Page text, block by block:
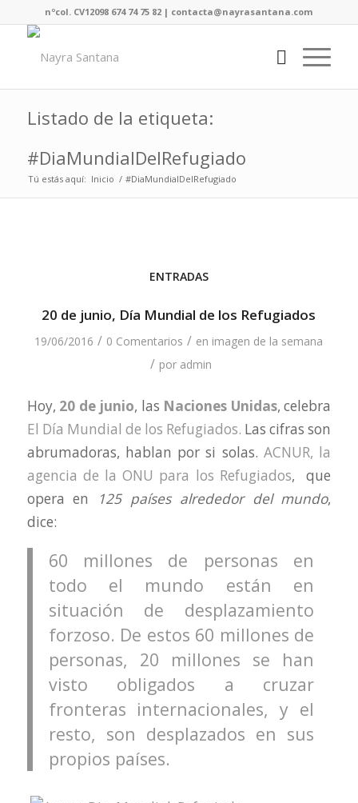
nºcol. CV12098 674 74 75 82 | contacta@nayrasantana.com
Listado de la etiqueta:
#DiaMundialDelRefugiado
Tú estás aquí: Inicio / #DiaMundialDelRefugiado
ENTRADAS
20 de junio, Día Mundial de los Refugiados
19/06/2016 / 0 Comentarios / en imagen de la semana
/ por admin
Hoy, 20 de junio, las Naciones Unidas, celebra
El Día Mundial de los Refugiados. Las cifras son
abrumadoras, hablan por si solas.ACNUR, la
agencia de la ONU para los Refugiados, que
opera en
125 países alrededor del mundo,
dice:
60 millones de personas en
todo el mundo están en
situación de desplazamiento
forzoso. De estos 60 millones de
personas, 20 millones se han
visto obligados a cruzar
fronteras internacionales, y el
resto, son desplazados en sus
propios países.